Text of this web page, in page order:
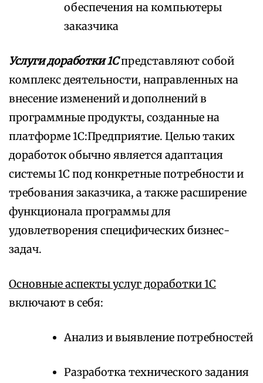
обеспечения на компьютеры
заказчика
Услуги доработки 1Спредставляют собой
комплекс деятельности, направленных на
внесение изменений и дополнений в
программные продукты, созданные на
платформе 1С:Предприятие. Целью таких
доработок обычно является адаптация
системы 1С под конкретные потребности и
требования заказчика, а также расширение
функционала программы для
удовлетворения специфических бизнес-
задач.
Основные аспекты услуг доработки 1С
включают в себя:
Анализ и выявление потребностей
Разработка технического задания